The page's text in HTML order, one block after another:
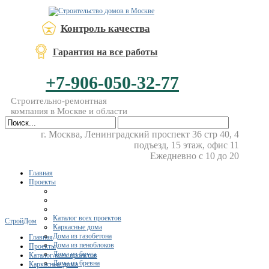
Контроль качества
Гарантия на все работы
+7-906-050-32-77
Строительно-ремонтная
компания в Москве и области
г. Москва, Ленинградский проспект 36 стр 40, 4
подъезд, 15 этаж, офис 11
Ежедневно с 10 до 20
Главная
Проекты
Каталог всех проектов
Каркасные дома
Дома из газобетона
Дома из пеноблоков
Дома из бруса
Дома из бревна
СтройДом
Главная
Проекты
Каталог всех проектов
Каркасные дома